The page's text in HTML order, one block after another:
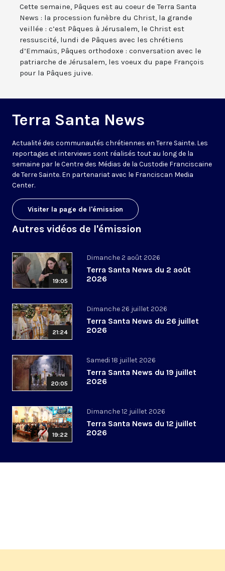
Cette semaine, Pâques est au coeur de Terra Santa
News : la procession funèbre du Christ, la grande
veillée : c’est Pâques à Jérusalem, le Christ est
ressuscité, lundi de Pâques avec les chrétiens
d’Emmaüs, Pâques orthodoxe : conversation avec le
patriarche de Jérusalem, les voeux du pape François
pour la Pâques juive.
Terra Santa News
Actualité des communautés chrétiennes en Terre Sainte. Les
reportages et interviews sont réalisés tout au long de la
semaine par le Centre des Médias de la Custodie Franciscaine
de Terre Sainte. En partenariat avec le Franciscan Media
Center.
Visiter la page de l'émission
Autres vidéos de l'émission
19:05
Dimanche 2 août 2026
Terra Santa News du 2 août
2026
21:24
Dimanche 26 juillet 2026
Terra Santa News du 26 juillet
2026
20:05
Samedi 18 juillet 2026
Terra Santa News du 19 juillet
2026
19:22
Dimanche 12 juillet 2026
Terra Santa News du 12 juillet
2026